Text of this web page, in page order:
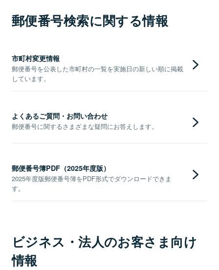
郵便番号検索に関する情報
市町村変更情報
郵便番号を公表した市町村の一覧を実施日の新しい順に掲載
しています。
よくあるご質問・お問い合わせ
郵便番号に関するさまざまな疑問にお答えします。
郵便番号簿PDF（2025年度版）
2025年度版郵便番号簿をPDF形式でダウンロードできま
す。
ビジネス・法人のお客さま向け
情報